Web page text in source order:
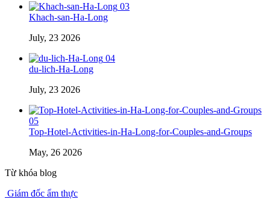
03
Khach-san-Ha-Long
July, 23 2026
04
du-lich-Ha-Long
July, 23 2026
05
Top-Hotel-Activities-in-Ha-Long-for-Couples-and-Groups
May, 26 2026
Từ khóa blog
Giám đốc ẩm thực